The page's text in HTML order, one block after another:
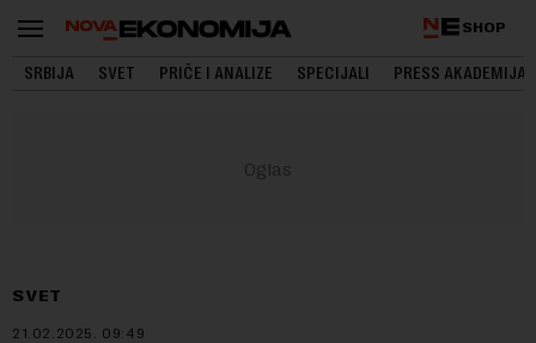
SHOP
SRBIJA SVET PRIČE I ANALIZE SPECIJALI PRESS AKADEMIJA
SVET
21.02.2025. 09:49